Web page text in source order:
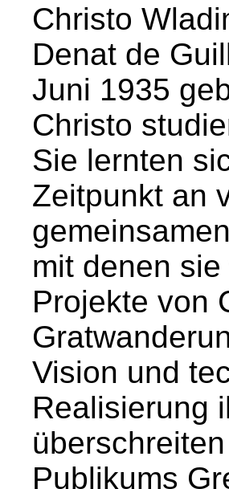
Christo
Denat de
Juni 1935
Christo
Sie lernten
Zeitpunkt an
mit denen
Projekte von
Vision und
Realisierung
Publikums